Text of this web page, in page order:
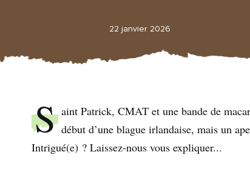
22 janvier 2026
S aint Patrick, CMAT et une bande de
début d’une blague irlandaise, mais un
Intrigué(e) ? Laissez-nous vous expliquer...